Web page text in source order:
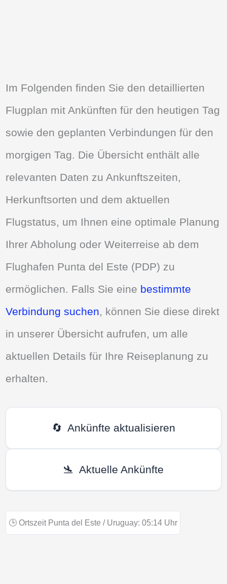
Im Folgenden finden Sie den detaillierten
Flugplan mit Ankünften für den heutigen Tag
sowie den geplanten Verbindungen für den
morgigen Tag. Die Übersicht enthält alle
relevanten Daten zu Ankunftszeiten,
Herkunftsorten und dem aktuellen
Flugstatus, um Ihnen eine optimale Planung
Ihrer Abholung oder Weiterreise ab dem
Flughafen Punta del Este (PDP) zu
ermöglichen. Falls Sie eine bestimmte
Verbindung suchen, können Sie diese direkt
in unserer Übersicht aufrufen, um alle
aktuellen Details für Ihre Reiseplanung zu
erhalten.
🔄 Ankünfte aktualisieren
🛬 Aktuelle Ankünfte
🕒 Ortszeit Punta del Este / Uruguay: 05:14 Uhr